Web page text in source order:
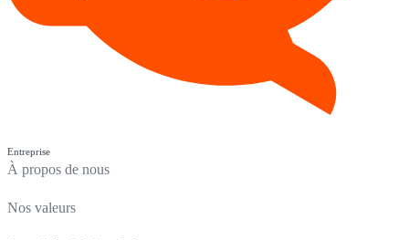
Entreprise
À propos de nous
Nos valeurs